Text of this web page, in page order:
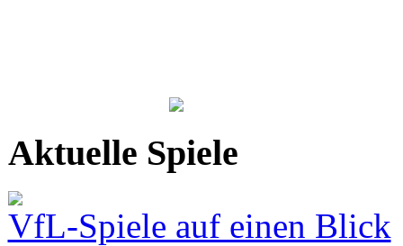
Aktuelle Spiele
VfL-Spiele auf einen Blick